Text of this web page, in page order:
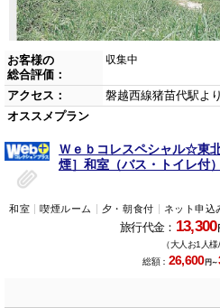
お客様の
総合評価：
収集中
アクセス：
磐越西線猪苗代駅よ
オススメプラン
Ｗｅｂコレスペシャル☆
煙］和室（バス・トイレ付
和室 喫煙ルーム 夕・朝食付 ネット申込
旅行代金： 13,300
（大人お1人様/
総額： 26,600円～